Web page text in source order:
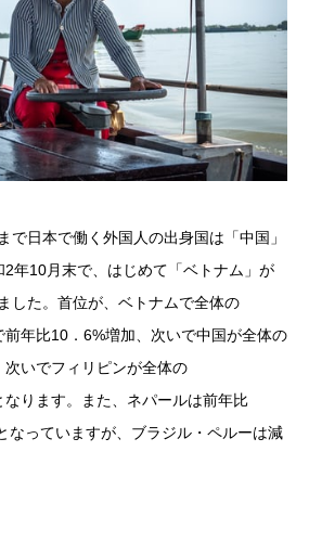
で日本で働く外国人の出身国は「中国」
年10月末で、はじめて「ベトナム」が
した。首位が、ベトナムで全体の
年比10．6%増加、次いで中国が全体の
いでフィリピンが全体の
ります。また、ネパールは前年比
なっていますが、ブラジル・ペルーは減